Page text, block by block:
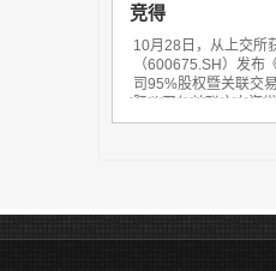
竞得
10月28日，从上交所
（600675.SH）发布
司95%股权暨关联交
限公司与关联方上海